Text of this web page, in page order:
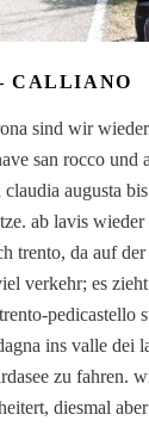
CALLIANO
sind wir
san rocco und
augusta
ab lavis
trento, da auf
verkehr; es
pedicastello
ins valle dei
zu fahren.
diesmal